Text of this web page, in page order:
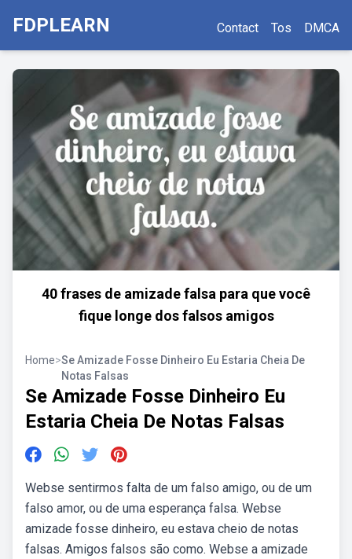
FDPLEARN Contact Tos DMCA
40 frases de amizade falsa para que você
fique longe dos falsos amigos
Home>Se Amizade Fosse Dinheiro Eu Estaria Cheia De
Notas Falsas
Se Amizade Fosse Dinheiro Eu
Estaria Cheia De Notas Falsas
Webse sentirmos falta de um falso amigo, ou de um
falso amor, ou de uma esperança falsa. Webse
amizade fosse dinheiro, eu estava cheio de notas
falsas. Amigos falsos são como. Webse a amizade